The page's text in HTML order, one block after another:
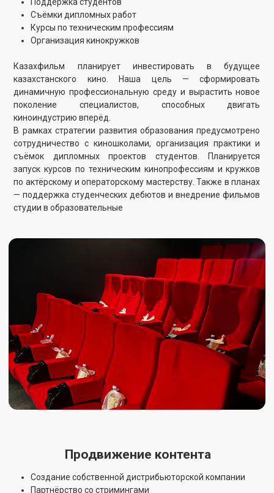
Фестивали, ярмарки, мероприятия
Мерч, сувениры, тематическая продукция
Коллаборации с другими сферами культуры
Казахфильм планирует превратить территорию студии в
кинотеатра, фотозон, семейного кафе и киногорода.
Планируется проведение ярмарок, премьер, мастер-
классов и фестивалей. Также запланирован выпуск
тематического мерча и сувениров.